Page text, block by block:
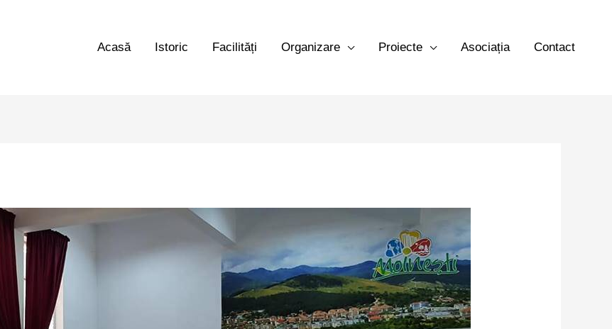
Acasă Istoric Facilități Organizare Proiecte Asociația Contact